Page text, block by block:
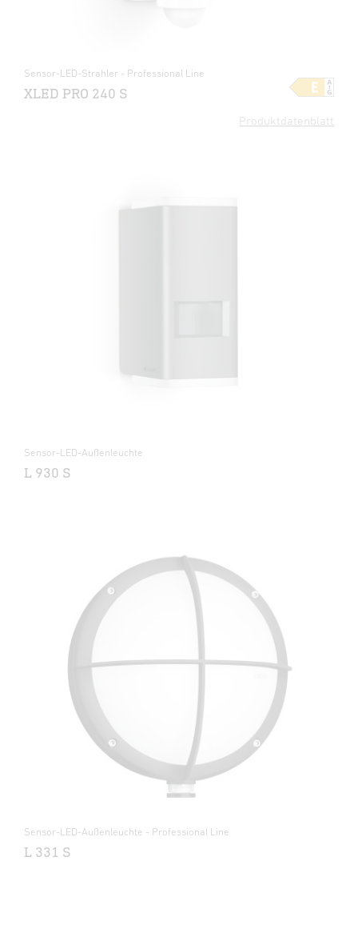
Produktdatenblatt
Sensor-LED-Strahler - Professional Line
XLED PRO 240 S
Sensor-LED-Außenleuchte
L 930 S
Sensor-LED-Außenleuchte - Professional Line
L 331 S